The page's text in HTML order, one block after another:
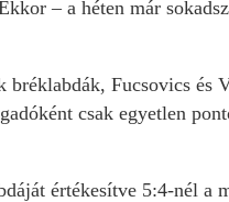
– a héten már
Fucsovics és
csak egyetlen
értékesítve 5:4-nél a